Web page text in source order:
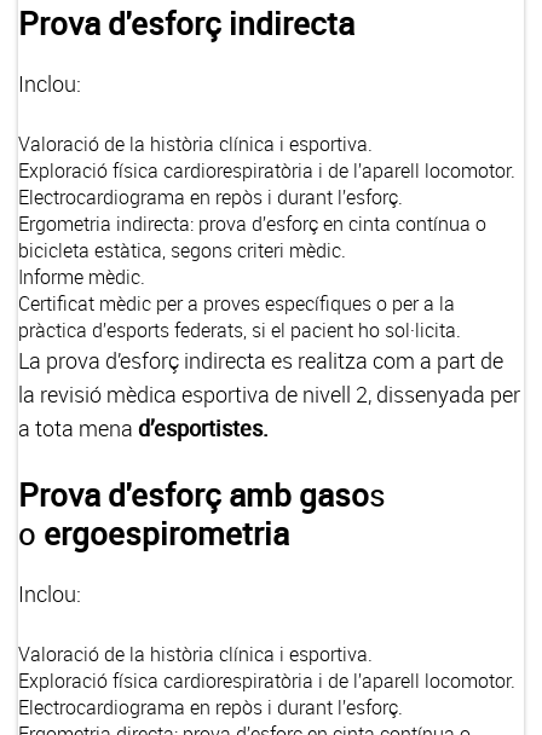
Prova d'esforç indirecta
Inclou:
Valoració de la història clínica i esportiva.
Exploració física cardiorespiratòria i de l’aparell locomotor.
Electrocardiograma en repòs i durant l’esforç.
Ergometria indirecta: prova d’esforç en cinta contínua o
bicicleta estàtica, segons criteri mèdic.
Informe mèdic.
Certificat mèdic per a proves específiques o per a la
pràctica d’esports federats, si el pacient ho sol·licita.
La prova d’esforç indirecta es realitza com a part de
la revisió mèdica esportiva de nivell 2, dissenyada per
a tota mena d’esportistes.
Prova d'esforç amb gasos
o ergoespirometria
Inclou:
Valoració de la història clínica i esportiva.
Exploració física cardiorespiratòria i de l’aparell locomotor.
Electrocardiograma en repòs i durant l’esforç.